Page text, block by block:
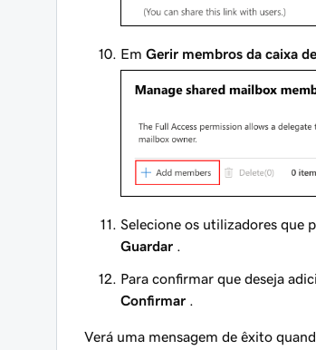
Em Gerir membros da caixa
Selecione os utilizadores que
Guardar .
Para confirmar que deseja
Confirmar .
Verá uma mensagem de êxito